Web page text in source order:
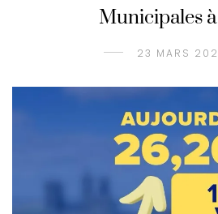
Municipales
23 MARS